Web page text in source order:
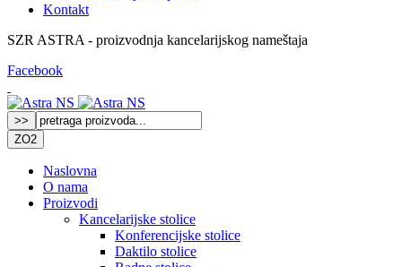
Kontakt
SZR ASTRA - proizvodnja kancelarijskog nameštaja
Facebook
ZO2
Naslovna
O nama
Proizvodi
Kancelarijske stolice
Konferencijske stolice
Daktilo stolice